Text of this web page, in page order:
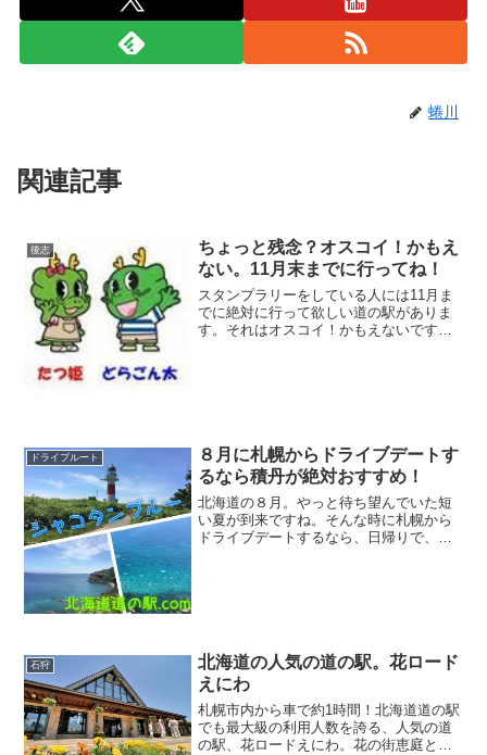
蜷川
関連記事
後志
ちょっと残念？オスコイ！かもえ
ない。11月末までに行ってね！
スタンプラリーをしている人には11月ま
でに絶対に行って欲しい道の駅がありま
す。それはオスコイ！かもえないです。
ドライブルート
８月に札幌からドライブデートす
るなら積丹が絶対おすすめ！
北海道の８月。やっと待ち望んでいた短
い夏が到来ですね。そんな時に札幌から
ドライブデートするなら、日帰りで、尚
石狩
北海道の人気の道の駅。花ロード
えにわ
札幌市内から車で約1時間！北海道道の駅
でも最大級の利用人数を誇る、人気の道
の駅、花ロードえにわ。花の街恵庭とい